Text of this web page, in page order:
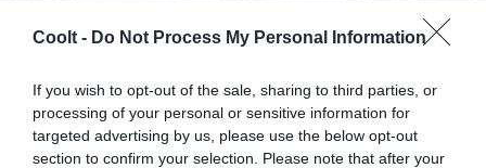
Coolt - Do Not Process My Personal Information
If you wish to opt-out of the sale, sharing to third parties, or
processing of your personal or sensitive information for
targeted advertising by us, please use the below opt-out
section to confirm your selection. Please note that after your
El filósofo español José Ortega y Gasset en el embarcadero de Buenos
Aires. ARCHIVO DE LA FUNDACIÓN JOSÉ ORTEGA Y GASSET
GREGORIO MARAÑÓN